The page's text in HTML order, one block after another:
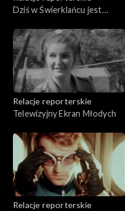
Dziś w Świerklańcu jest
Relacje reporterskie
Telewizyjny Ekran Młodych
Relacje reporterskie